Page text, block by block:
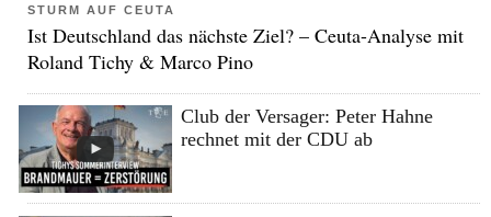
STURM AUF CEUTA
Ist Deutschland das nächste Ziel? – Ceuta-Analyse mit
Roland Tichy & Marco Pino
Club der Versager: Peter Hahne
rechnet mit der CDU ab